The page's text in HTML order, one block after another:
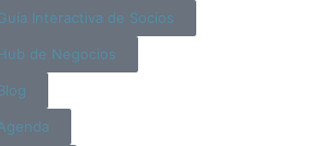
Interactiva de Socios
de Negocios